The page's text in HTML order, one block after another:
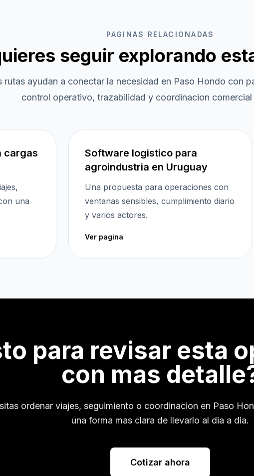
PAGINAS RELACIONADAS
seguir explorando
rutas ayudan a conectar la necesidad en Paso Hondo con
control operativo, trazabilidad y coordinacion comercial
cargas
una
Software logistico para
agroindustria en Uruguay
Una propuesta para operaciones con
ventanas sensibles, cumplimiento diario
y varios actores.
Ver pagina
para revisar esta
con mas
ordenar viajes, seguimiento o coordinacion en Paso
una forma mas clara de llevarlo al dia a dia.
Cotizar ahora